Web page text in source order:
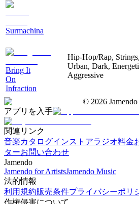
Surmachina
Bring It
On
Infraction
Hip-Hop/Rap,
Urban, Dark,
Aggressive
© 2026
アプリを入手
関連リンク
音楽カタログインストアラジオ料金
ターお問い合わせ
Jamendo
Jamendo for ArtistsJamendo Music
法的情報
利用規約販売条件プライバシーポリ
作権侵害について